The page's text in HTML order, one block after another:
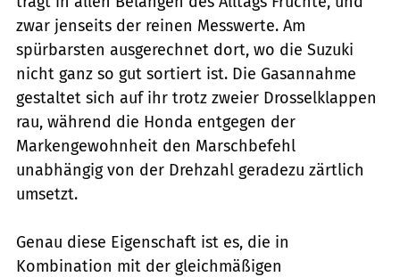
zwar jenseits der reinen Messwerte. Am
spürbarsten ausgerechnet dort, wo die Suzuki
nicht ganz so gut sortiert ist. Die Gasannahme
gestaltet sich auf ihr trotz zweier Drosselklappen
rau, während die Honda entgegen der
Markengewohnheit den Marschbefehl
unabhängig von der Drehzahl geradezu zärtlich
umsetzt.
Genau diese Eigenschaft ist es, die in
Kombination mit der gleichmäßigen